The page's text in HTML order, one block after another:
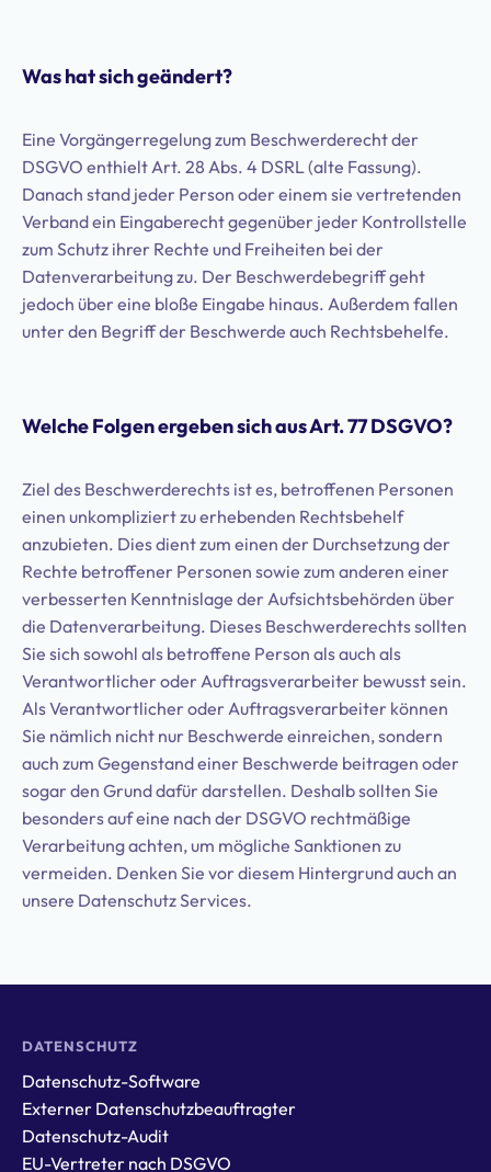
Was hat sich geändert?
Eine Vorgängerregelung zum Beschwerderecht der
DSGVO enthielt Art. 28 Abs. 4 DSRL (alte Fassung).
Danach stand jeder Person oder einem sie vertretenden
Verband ein Eingaberecht gegenüber jeder Kontrollstelle
zum Schutz ihrer Rechte und Freiheiten bei der
Datenverarbeitung zu. Der Beschwerdebegriff geht
jedoch über eine bloße Eingabe hinaus. Außerdem fallen
unter den Begriff der Beschwerde auch Rechtsbehelfe.
Welche Folgen ergeben sich aus Art. 77 DSGVO?
Ziel des Beschwerderechts ist es, betroffenen Personen
einen unkompliziert zu erhebenden Rechtsbehelf
anzubieten. Dies dient zum einen der Durchsetzung der
Rechte betroffener Personen sowie zum anderen einer
verbesserten Kenntnislage der Aufsichtsbehörden über
die Datenverarbeitung. Dieses Beschwerderechts sollten
Sie sich sowohl als betroffene Person als auch als
Verantwortlicher oder Auftragsverarbeiter bewusst sein.
Als Verantwortlicher oder Auftragsverarbeiter können
Sie nämlich nicht nur Beschwerde einreichen, sondern
auch zum Gegenstand einer Beschwerde beitragen oder
sogar den Grund dafür darstellen. Deshalb sollten Sie
besonders auf eine nach der DSGVO rechtmäßige
Verarbeitung achten, um mögliche Sanktionen zu
vermeiden. Denken Sie vor diesem Hintergrund auch an
unsere Datenschutz Services.
DATENSCHUTZ
Datenschutz-Software
Externer Datenschutzbeauftragter
Datenschutz-Audit
EU-Vertreter nach DSGVO